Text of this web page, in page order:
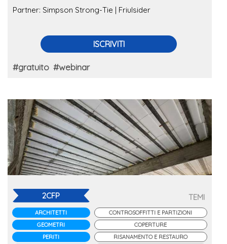
Partner: Simpson Strong-Tie | Friulsider
ISCRIVITI
#gratuito #webinar
2CFP
ARCHITETTI
GEOMETRI
PERITI
TEMI
CONTROSOFFITTI E PARTIZIONI
COPERTURE
RISANAMENTO E RESTAURO